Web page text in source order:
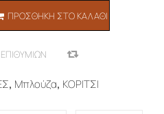
ΠΡΟΣΘΉΚΗ ΣΤΟ ΚΑΛΆΘΙ
, Μπλούζα, ΚΟΡΙΤΣΙ